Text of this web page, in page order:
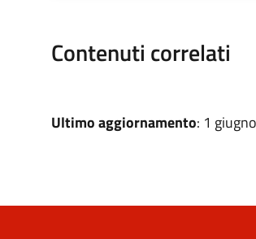
Contenuti correlati
Ultimo aggiornamento: 1